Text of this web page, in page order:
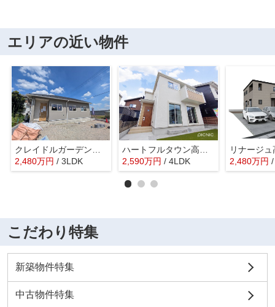
エリアの近い物件
2,480万円 / 3LDK
2,590万円 / 4LDK 2,480万円
こだわり特集
新築物件特集
中古物件特集